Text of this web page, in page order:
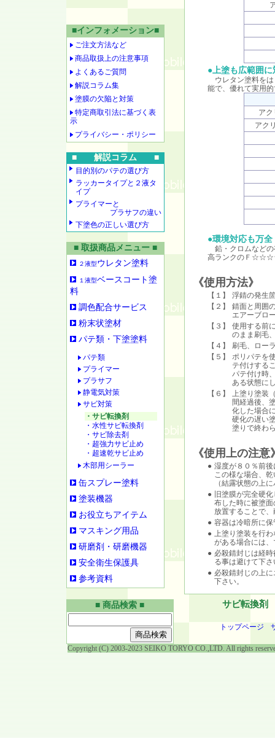
●上塗も広範囲に
ウレタン塗料をは
能で、優れて実用
ア
アク
●環境対応も万全
鉛・クロムなどの
高ランクのＦ☆☆☆☆
《使用方法》
【１】
浮錆の発生
【２】
錆面と周囲
エアーブロ
【３】
使用する前
のまま刷毛
【４】
刷毛、ロー
【５】
ポリパテを
テ付けする
パテ付け時
ある状態に
【６】
上塗り塗装
間経過後、
化した場合
硬化の遅い
塗りで終わ
《使用上の注意
● 湿度が８０％前
この様な場合、
（結露状態の上
●
旧塗膜が完全硬
布した時に被塗
放置することで
● 容器は冷暗所に
● 上塗り塗装を行
がある場合には
● 必殺錆封じは経
る事は避けて下さ
● 必殺錆封じの上
下さい。
サビ転換剤
トップページ
■インフォメーション■
ご注文方法など
商品取扱上の注意事項
よくあるご質問
解説コラム集
塗膜の欠陥と対策
特定商取引法に基づく表
示
プライバシー・ポリシー
■ 解説コラム ■
目的別のパテの選び方
ラッカータイプと２液タ
イプ
プライマーと
プラサフの違い
下塗色の正しい選び方
■ 取扱商品メニュー ■
２液型ウレタン塗料
１液型ベースコート塗
料
調色配合サービス
粉末状塗材
パテ類・下塗塗料
パテ類
プライマー
プラサフ
静電気対策
サビ対策
・サビ転換剤
・水性サビ転換剤
・サビ除去剤
・超強力サビ止め
・超速乾サビ止め
木部用シーラー
缶スプレー塗料
塗装機器
お役立ちアイテム
マスキング用品
研磨剤・研磨機器
安全衛生保護具
参考資料
■ 商品検索 ■
Copyright (C) 2003-2023 SEIKO TORYO CO.,LTD. All rights